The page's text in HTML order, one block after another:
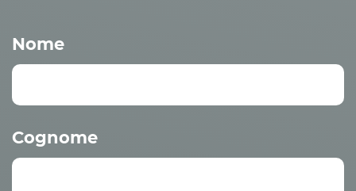
Nome
Cognome